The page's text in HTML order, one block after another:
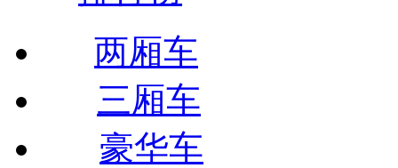
两厢车
三厢车
豪华车